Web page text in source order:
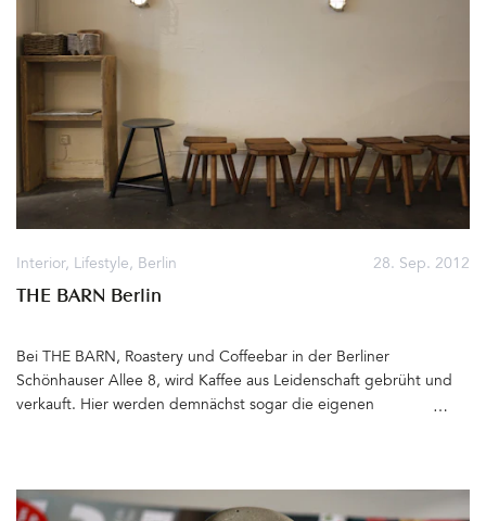
der Berliner Landesregierung reagiert nicht. Ein kleiner »Licht-
Blick« ist die Entwicklung einer Lampe der Berliner Agentur e27:
Sie entdeckte den Spitzenaufsatz der Laterne in der Manufaktur
und schuf die Pendelleuchte Berliner Pendel. Wie auch bei allen
anderen Produkten der Gestalter überzeugen »leises Design,
schlaue Prinzipien und hohe Funktionalität«. Für das neue
Kaffeehaus Frau Lüske in Lichterfelde-West habe ich mit meiner
Kollegin Martina Haag das Interior Konzept gemacht und das
Berliner Pendel gehört auch dazu. Lest hier mehr über das
Gestaltungskonzept des Cafés&hellip
28. Sep. 2012
Interior, Lifestyle, Berlin
THE BARN Berlin
Bei THE BARN, Roastery und Coffeebar in der Berliner
Schönhauser Allee 8, wird Kaffee aus Leidenschaft gebrüht und
verkauft. Hier werden demnächst sogar die eigenen
dann nur noch auf das Aroma und den Geschmack des Kaffees